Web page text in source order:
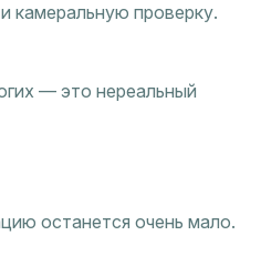
камеральную проверку.
— это нереальный
останется очень мало.